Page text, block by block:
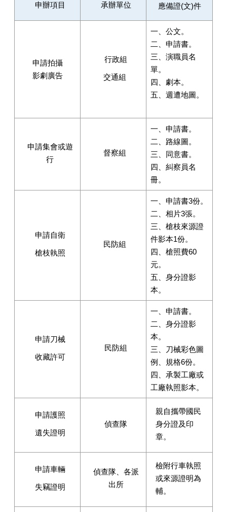
申辦項目 承辦單位 應備證(文)件
申請拍攝
影劇廣告
行政組
交通組
一、公文。
二、申請書。
三、演職員名
單。
四、劇本。
五、週遭地圖。
申請集會或遊
行
督察組
一、申請書。
二、路線圖。
三、同意書。
四、糾察員名
冊。
申請自衛
槍枝執照
民防組
一、申請書3份。
二、相片3張。
三、槍枝來源證
件影本1份。
四、槍照費60
元。
五、身分證影
本。
申請刀械
收藏許可
民防組
一、申請書。
二、身分證影
本。
三、刀械彩色圖
例、規格6份。
四、承製工廠或
工廠執照影本。
申請護照
遺失證明
偵查隊
親自攜帶國民
身分證及印
章。
申請車輛
失竊證明
偵查隊、各派
出所
檢附行車執照
或來源證明為
輔。